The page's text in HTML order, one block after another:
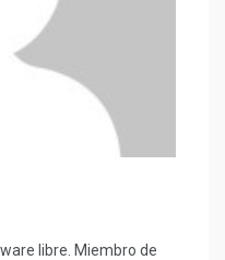
libre. Miembro de